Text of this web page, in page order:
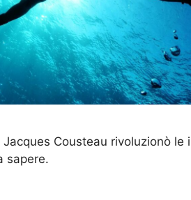
Jacques Cousteau rivoluzionò
sapere.